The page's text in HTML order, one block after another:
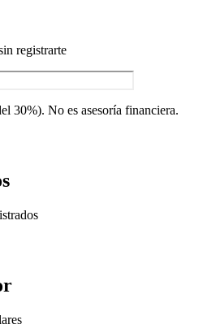
registrarte
30%). No es asesoría financiera.